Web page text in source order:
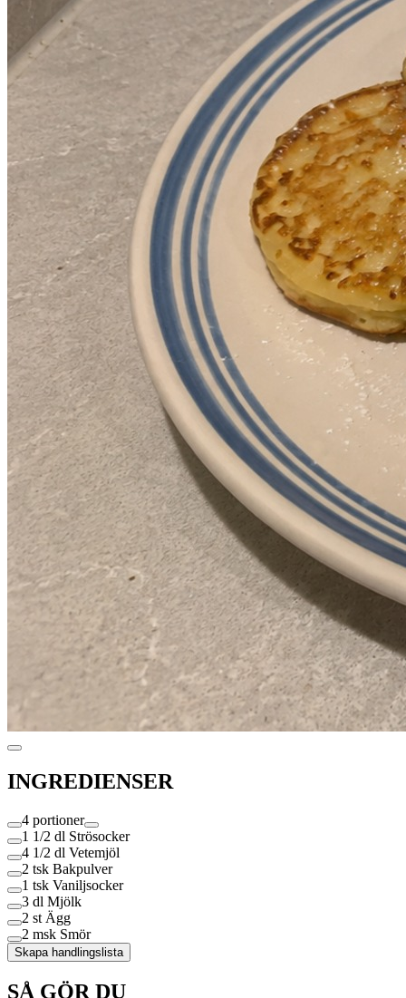
INGREDIENSER
4 portioner
1 1/2 dl Strösocker
4 1/2 dl Vetemjöl
2 tsk Bakpulver
1 tsk Vaniljsocker
3 dl Mjölk
2 st Ägg
2 msk Smör
Skapa handlingslista
SÅ GÖR DU